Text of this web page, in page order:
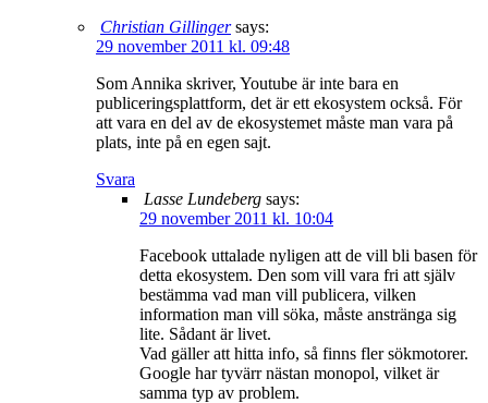
Christian Gillinger says:
29 november 2011 kl. 09:48
Som Annika skriver, Youtube är inte bara en
publiceringsplattform, det är ett ekosystem också. För
att vara en del av de ekosystemet måste man vara på
plats, inte på en egen sajt.
Svara
Lasse Lundeberg says:
29 november 2011 kl. 10:04
Facebook uttalade nyligen att de vill bli basen för
detta ekosystem. Den som vill vara fri att själv
bestämma vad man vill publicera, vilken
information man vill söka, måste anstränga sig
lite. Sådant är livet.
Vad gäller att hitta info, så finns fler sökmotorer.
Google har tyvärr nästan monopol, vilket är
samma typ av problem.